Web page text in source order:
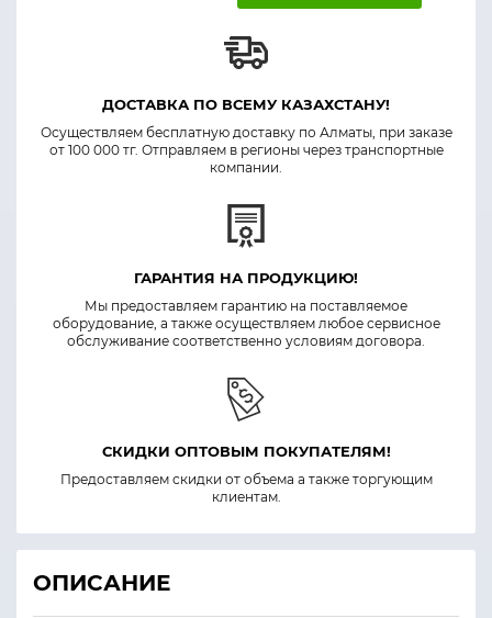
ДОСТАВКА ПО ВСЕМУ КАЗАХСТАНУ!
Осуществляем бесплатную доставку по Алматы, при заказе
от 100 000 тг. Отправляем в регионы через транспортные
компании.
ГАРАНТИЯ НА ПРОДУКЦИЮ!
Мы предоставляем гарантию на поставляемое
оборудование, а также осуществляем любое сервисное
обслуживание соответственно условиям договора.
СКИДКИ ОПТОВЫМ ПОКУПАТЕЛЯМ!
Предоставляем скидки от объема а также торгующим
клиентам.
ОПИСАНИЕ